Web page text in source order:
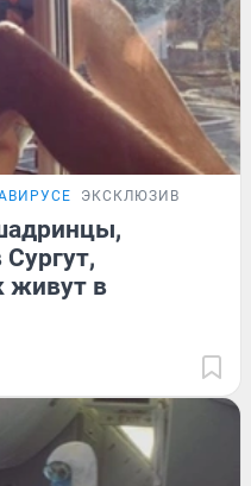
ЭКСКЛЮЗИВ
живут в